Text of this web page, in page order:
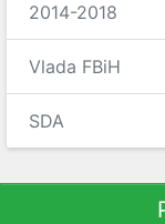
2014-2018
Vlada FBiH
SDA